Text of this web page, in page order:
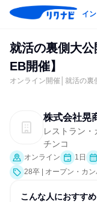
イ
就活の裏側大
EB開催】
オンライン開催│就活の裏
株式会社晃
レストラン
チンコ
オンライン 1日
28卒 | オープン・カ
こんな人におすすめ